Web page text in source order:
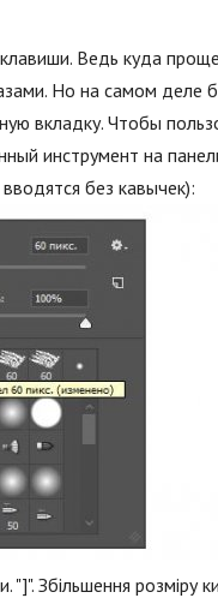
Ведь куда
Но на самом деле
вкладку. Чтобы
инструмент на
без кавычек):
Збільшення розміру